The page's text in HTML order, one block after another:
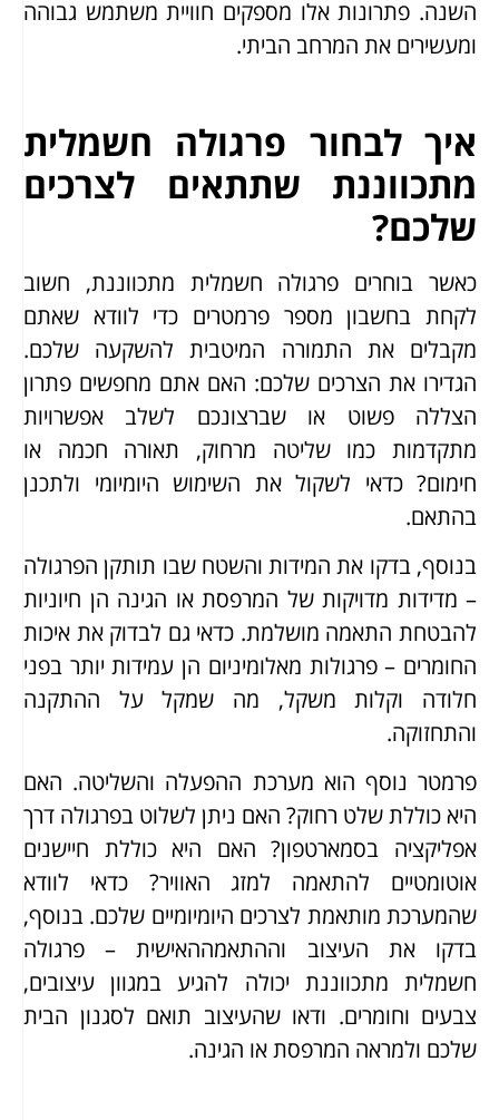
השנה. פתרונות אלו מספקים חוויית משתמש גבוהה
ומעשירים את המרחב הביתי.
איך לבחור פרגולה חשמלית
מתכווננת שתתאים לצרכים
שלכם?
כאשר בוחרים פרגולה חשמלית מתכווננת, חשוב
לקחת בחשבון מספר פרמטרים כדי לוודא שאתם
מקבלים את התמורה המיטבית להשקעה שלכם.
הגדירו את הצרכים שלכם: האם אתם מחפשים פתרון
הצללה פשוט או שברצונכם לשלב אפשרויות
מתקדמות כמו שליטה מרחוק, תאורה חכמה או
חימום? כדאי לשקול את השימוש היומיומי ולתכנן
בהתאם.
בנוסף, בדקו את המידות והשטח שבו תותקן הפרגולה
– מדידות מדויקות של המרפסת או הגינה הן חיוניות
להבטחת התאמה מושלמת. כדאי גם לבדוק את איכות
החומרים – פרגולות מאלומיניום הן עמידות יותר בפני
חלודה וקלות משקל, מה שמקל על ההתקנה
והתחזוקה.
פרמטר נוסף הוא מערכת ההפעלה והשליטה. האם
היא כוללת שלט רחוק? האם ניתן לשלוט בפרגולה דרך
אפליקציה בסמארטפון? האם היא כוללת חיישנים
אוטומטיים להתאמה למזג האוויר? כדאי לוודא
שהמערכת מותאמת לצרכים היומיומיים שלכם. בנוסף,
בדקו את העיצוב וההתאמההאישית – פרגולה
חשמלית מתכווננת יכולה להגיע במגוון עיצובים,
צבעים וחומרים. ודאו שהעיצוב תואם לסגנון הבית
שלכם ולמראה המרפסת או הגינה.